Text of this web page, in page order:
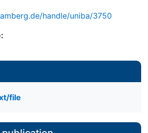
handle/uniba/3750
file